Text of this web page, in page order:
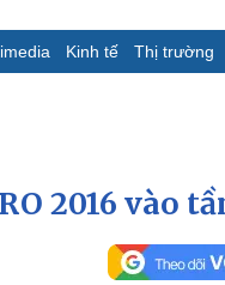
Kinh tế Thị trường
2016 vào